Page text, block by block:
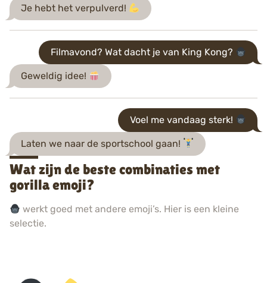
Je hebt het verpulverd!
Filmavond? Wat dacht je van King Kong?
Geweldig idee!
Voel me vandaag sterk!
Laten we naar de sportschool gaan!
Wat zijn de beste combinaties met
gorilla emoji?
werkt goed met andere emoji’s. Hier is een kleine
selectie.